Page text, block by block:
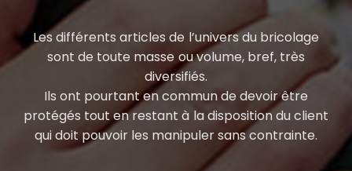
Les différents articles de l’univers du bricolage
sont de toute masse ou volume, bref, très
diversifiés.
Ils ont pourtant en commun de devoir être
protégés tout en restant à la disposition du client
qui doit pouvoir les manipuler sans contrainte.